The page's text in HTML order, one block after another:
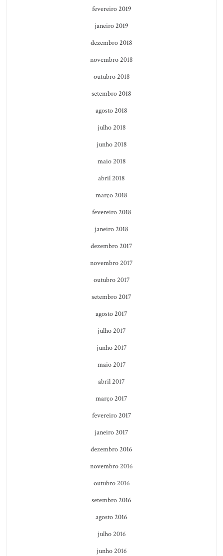
fevereiro 2019
janeiro 2019
dezembro 2018
novembro 2018
outubro 2018
setembro 2018
agosto 2018
julho 2018
junho 2018
maio 2018
abril 2018
março 2018
fevereiro 2018
janeiro 2018
dezembro 2017
novembro 2017
outubro 2017
setembro 2017
agosto 2017
julho 2017
junho 2017
maio 2017
abril 2017
março 2017
fevereiro 2017
janeiro 2017
dezembro 2016
novembro 2016
outubro 2016
setembro 2016
agosto 2016
julho 2016
junho 2016